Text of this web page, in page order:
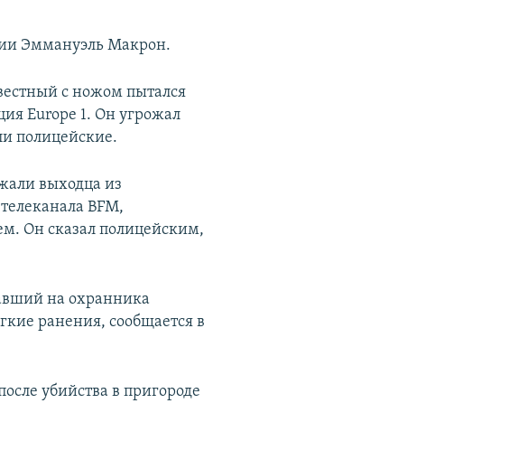
Эммануэль Макрон.
с ножом пытался
Europe 1. Он угрожал
полицейские.
выходца из
BFM,
Он сказал полицейским,
на охранника
ранения, сообщается в
убийства в пригороде